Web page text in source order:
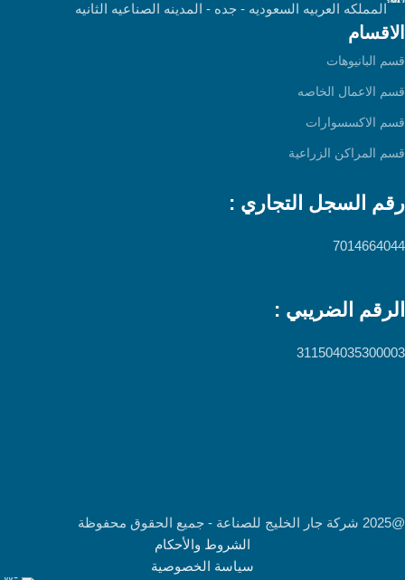
المملكه العربيه السعوديه - جده - المدينه الصناعيه الثانيه
الاقسام
قسم البانيوهات
قسم الاعمال الخاصه
قسم الاكسسوارات
قسم المراكن الزراعية
رقم السجل التجاري :
7014664044
الرقم الضريبي :
311504035300003
@2025 شركة جار الخليج للصناعة - جميع الحقوق محفوظة
الشروط والأحكام
سياسة الخصوصية